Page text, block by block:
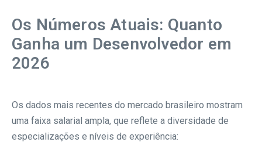
Os Números Atuais: Quanto
Ganha um Desenvolvedor em
2026
Os dados mais recentes do mercado brasileiro mostram
uma faixa salarial ampla, que reflete a diversidade de
especializações e níveis de experiência: